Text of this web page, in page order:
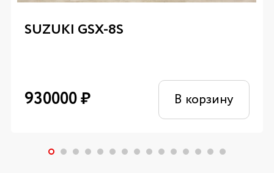
SUZUKI GSX-8S
930000₽ В корзину